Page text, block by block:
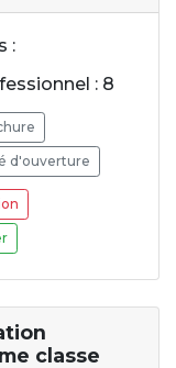
:
: 8
d'ouverture
classe